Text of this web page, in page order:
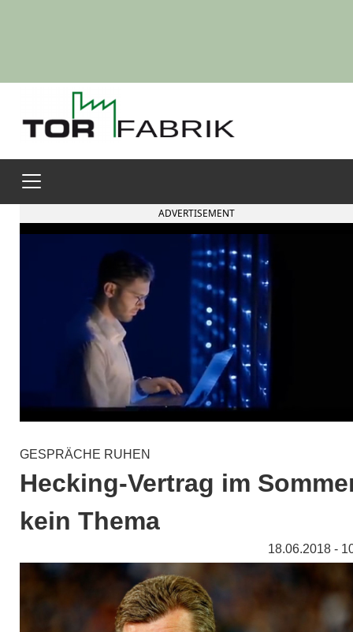
ADVERTISEMENT
GESPRÄCHE RUHEN
Hecking-Vertrag im
kein Thema
18.06.2018 -